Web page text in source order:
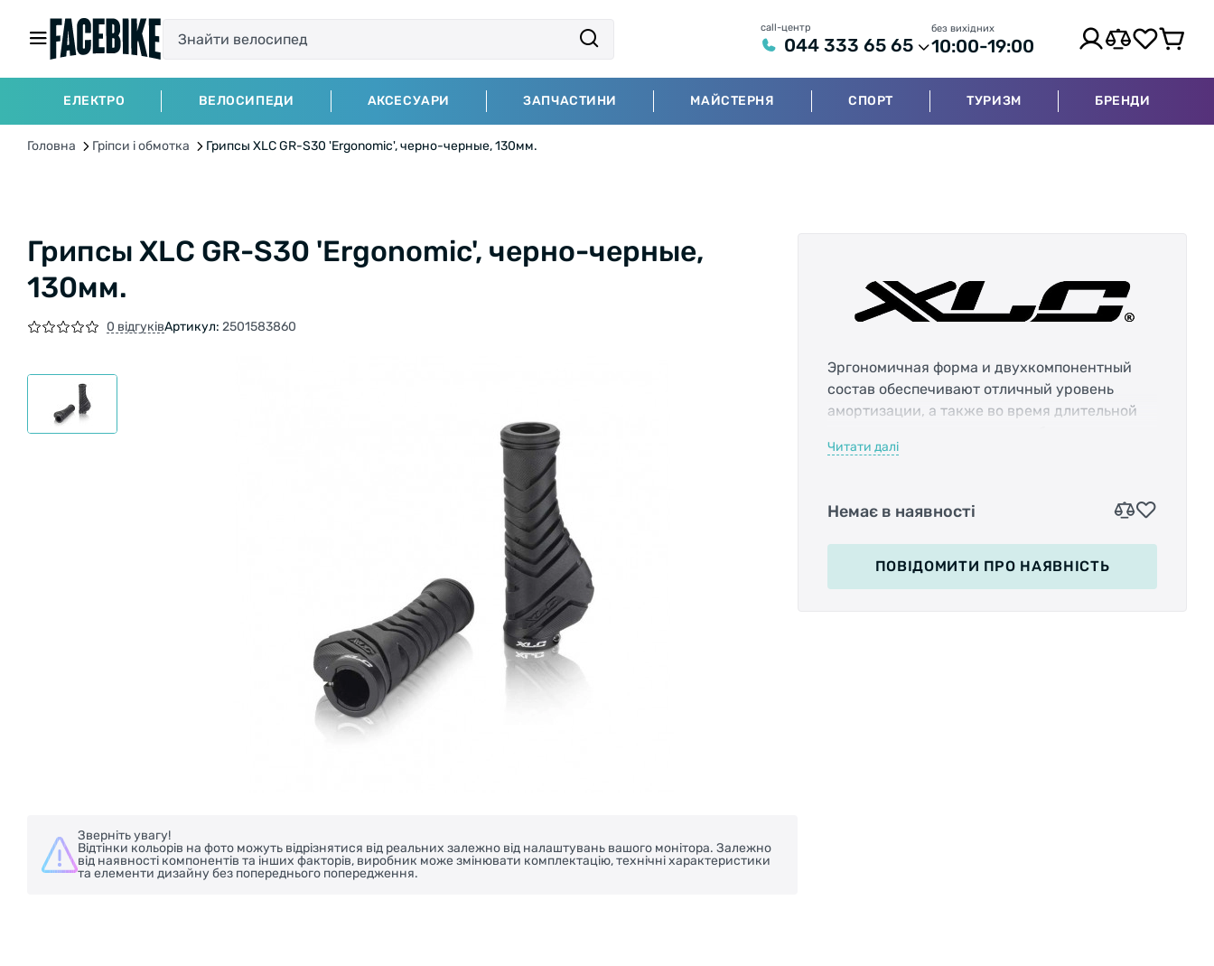
call-центр
044 333 65 65
без вихідних
10:00-19:00
ЕЛЕКТРО ВЕЛОСИПЕДИ АКСЕСУАРИ ЗАПЧАСТИНИ МАЙСТЕРНЯ СПОРТ ТУРИЗМ БРЕНДИ
Головна Гріпси і обмотка Грипсы XLC GR-S30 'Ergonomic', черно-черные, 130мм.
Грипсы XLC GR-S30 'Ergonomic', черно-черные,
130мм.
0 відгуківАртикул: 2501583860
Зверніть увагу!
Відтінки кольорів на фото можуть відрізнятися від реальних залежно від налаштувань вашого монітора. Залежно
від наявності компонентів та інших факторів, виробник може змінювати комплектацію, технічні характеристики
та елементи дизайну без попереднього попередження.
Эргономичная форма и двухкомпонентный
состав обеспечивают отличный уровень
амортизации, а также во время длительной
естественном положении на руле, меньше
Читати далі
Немає в наявності
ПОВІДОМИТИ ПРО НАЯВНІСТЬ